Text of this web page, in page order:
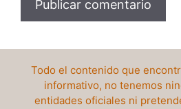
Todo el contenido que
informativo, no tenemos
entidades oficiales ni